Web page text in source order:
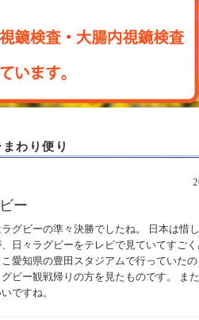
まわり便り
ー
グビーの準々決勝でしたね。 日本は惜
、日々ラグビーをテレビで見ていてすごく
こ愛知県の豊田スタジアムで行っていた
グビー観戦帰りの方を見たものです。 ま
ですね。